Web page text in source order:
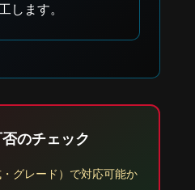
します。
のチェック
グレード）で対応可能か